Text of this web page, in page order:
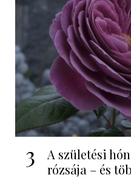
3
A születési
rózsája – és